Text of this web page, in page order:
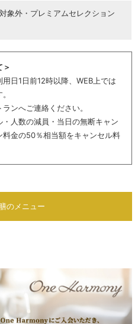
象外・プレミアムセレクション
日1日前12時以降、WEB上では
ンへご連絡ください。
人数の減員・当日の無断キャン
金の50％相当額をキャンセル料
のメニュー